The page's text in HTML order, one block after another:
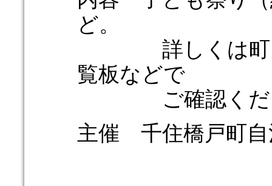
ど。
詳しくは町内
覧板などで
ご確認くだ
主催 千住橋戸町自